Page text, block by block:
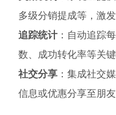
多级分销提成等，激
追踪统计：自动追踪
数、成功转化率等关
社交分享 ：集成社交
信息或优惠分享至朋